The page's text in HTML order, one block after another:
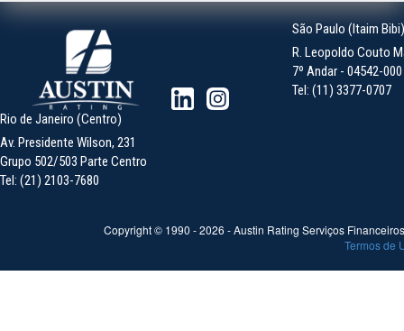
São Paulo (Itaim Bibi)
R. Leopoldo Couto
7º Andar - 04542-
Tel: (11) 3377-0707
Rio de Janeiro (Centro)
Av. Presidente Wilson, 231
Grupo 502/503 Parte Centro
Tel: (21) 2103-7680
Copyright © 1990 -2026 - Austin Rating Serviços
Termos de